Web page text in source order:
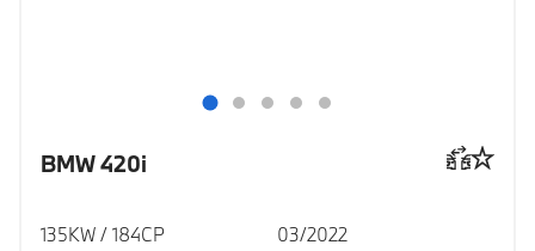
BMW 420i
135KW / 184CP
03/2022